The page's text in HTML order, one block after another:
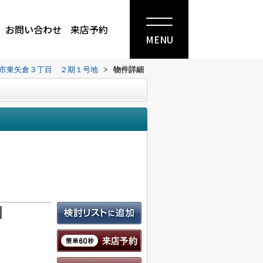
お問い合わせ 来店予約
MENU
東矢倉３丁目 ２期１号地 > 物件詳細